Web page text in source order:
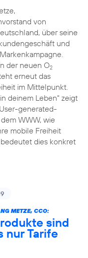
von
über seine
und
der neuen O2
erneut das
im Mittelpunkt.
deinem Leben“ zeigt
generated-
WWW, wie
mobile Freiheit
dies konkret
METZE, CCO:
sind
nur Tarife